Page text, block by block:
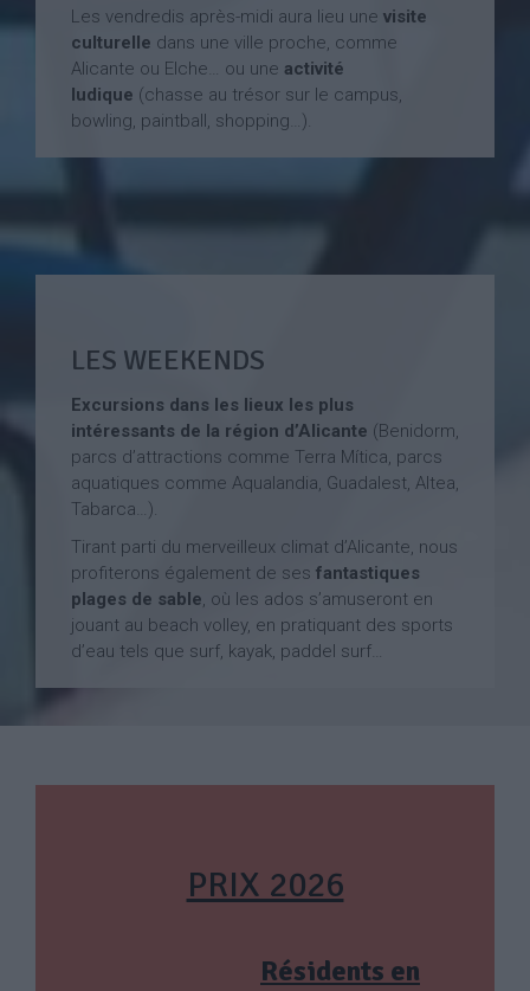
Les vendredis après-midi aura lieu une visite
culturelle dans une ville proche, comme
Alicante ou Elche… ou une activité
ludique (chasse au trésor sur le campus,
bowling, paintball, shopping…).
LES WEEKENDS
Excursions dans les lieux les plus
intéressants de la région d’Alicante (Benidorm,
parcs d’attractions comme Terra Mítica, parcs
aquatiques comme Aqualandia, Guadalest, Altea,
Tabarca…).
Tirant parti du merveilleux climat d’Alicante, nous
profiterons également de ses fantastiques
plages de sable, où les ados s’amuseront en
jouant au beach volley, en pratiquant des sports
d’eau tels que surf, kayak, paddel surf…
PRIX 2026
Résidents en